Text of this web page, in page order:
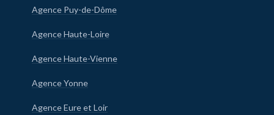
Agence Puy-de-Dôme
Agence Haute-Loire
Agence Haute-Vienne
Agence Yonne
Agence Eure et Loir